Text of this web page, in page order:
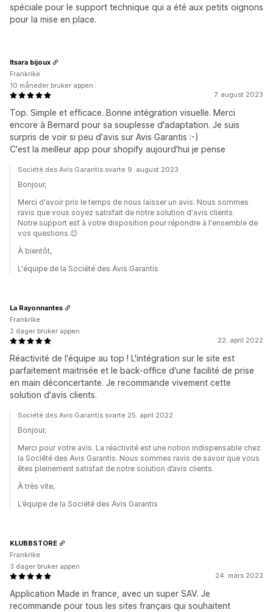
spéciale pour le support technique qui a été aux petits oignons
pour la mise en place.
7. august 2023
Top. Simple et efficace. Bonne intégration visuelle. Merci
encore à Bernard pour sa souplesse d'adaptation. Je suis
surpris de voir si peu d'avis sur Avis Garantis :-)
C'est la meilleur app pour shopify aujourd'hui je pense
Itsara bijoux
Frankrike
10 måneder bruker appen
Société des Avis Garantis svarte 9. august 2023
Bonjour,
Merci d'avoir pris le temps de nous laisser un avis. Nous sommes
ravis que vous soyez satisfait de notre solution d'avis clients.
Notre support est à votre disposition pour répondre à l'ensemble de
vos questions.😊
À bientôt,
L'équipe de la Société des Avis Garantis
22. april 2022
Réactivité de l'équipe au top ! L'intégration sur le site est
parfaitement maitrisée et le back-office d'une facilité de prise
en main déconcertante. Je recommande vivement cette
solution d'avis clients.
La Rayonnantes
Frankrike
2 dager bruker appen
Société des Avis Garantis svarte 25. april 2022
Bonjour,
Merci pour votre avis. La réactivité est une notion indispensable chez
la Société des Avis Garantis. Nous sommes ravis de savoir que vous
êtes pleinement satisfait de notre solution d’avis clients.
À très vite,
L’équipe de la Société des Avis Garantis
24. mars 2022
Application Made in france, avec un super SAV. Je
recommande pour tous les sites français qui souhaitent
KLUBBSTORE
Frankrike
3 dager bruker appen